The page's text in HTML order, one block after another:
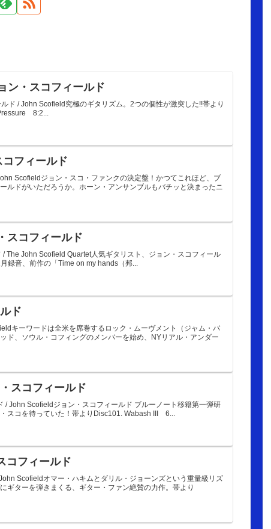
ン・スコフィールド
ド / John Scofield究極のギタリズム。2つの個性が激突した!!帯より
8:2...
フィールド
Scofieldジョン・スコ・ファンクの決定盤！かつてこれほど、ブ
ルドがいただろうか。ホーン・アンサンブルもバチッと決まったニ
スコフィールド
The John Scofield Quartet人気ギタリスト、ジョン・スコフィール
録音、前作の「Time on my hands（邦...
ド
キーワードは全米を席巻するロック・ムーヴメント（ジャム・バ
ド、ソウル・コフィングのメンバーを始め、NYリアル・アンダー
スコフィールド
/ John Scofieldジョン・スコフィールド ブルーノート移籍第一弾研
スコを待っていた！帯よりDisc101. Wabash III 6...
コフィールド
Scofieldオマー・ハキムとダリル・ジョーンズという重量級リズ
ギターを弾きまくる、ギター・ファン絶賛の力作。帯より